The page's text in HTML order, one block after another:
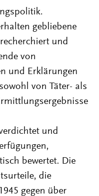
gebliebene
und
von
und Erklärungen
von Täter- als
und
bewertet. Die
die
gegen über